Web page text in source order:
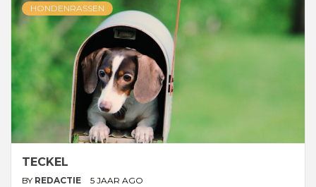
HONDENRASSEN
TECKEL
BY REDACTIE 5 JAAR AGO